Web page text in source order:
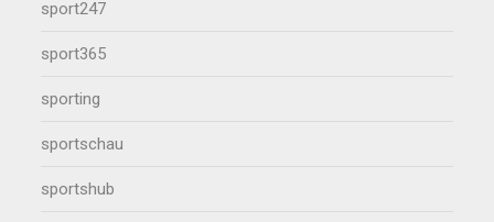
sport247
sport365
sporting
sportschau
sportshub